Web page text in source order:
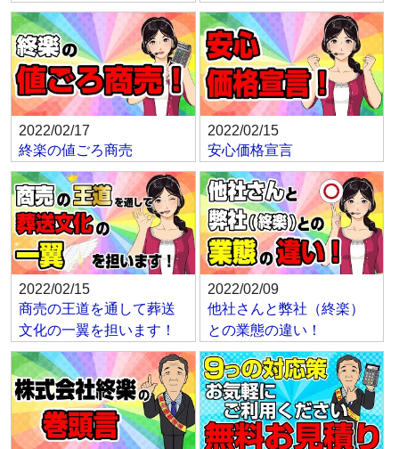
2022/02/17
終楽の値ごろ商売
2022/02/15
安心価格宣言
2022/02/15
商売の王道を通して葬送
文化の一翼を担います！
2022/02/09
他社さんと弊社（終楽）
との業態の違い！